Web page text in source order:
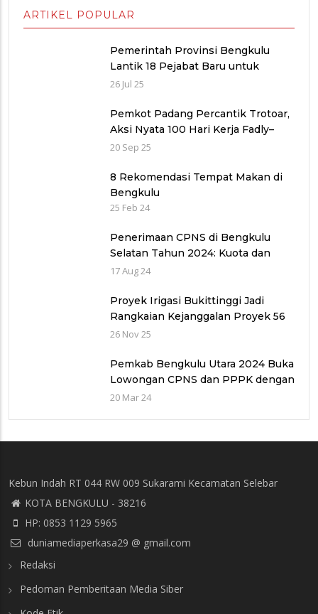
ARTIKEL POPULAR
Pemerintah Provinsi Bengkulu
Lantik 18 Pejabat Baru untuk
Penyegaran Birokrasi dan
26 Jul 25
Pemkot Padang Percantik Trotoar,
Aksi Nyata 100 Hari Kerja Fadly–
Maigus Dan Sisakan Jalan 1000
20 Sep 25
8 Rekomendasi Tempat Makan di
Bengkulu
25 Feb 24
Penerimaan CPNS di Bengkulu
Selatan Tahun 2024: Kuota dan
Jadwal Pendaftaran
17 Aug 24
Proyek Irigasi Bukittinggi Jadi
Rangkaian Kejanggalan Proyek 56
Miliar di Bawah Wilayah Balai
(WBS)
26 Nov 25
Pemkab Bengkulu Utara 2024 Buka
Lowongan CPNS dan PPPK dengan
Jumlah Formasi yang Menurun
20 Mar 24
Kebun Indah RT 044 RW 009 Sukarami Kecamatan Selebar
KOTA BENGKULU - 38216
HP: 0853 1129 5965
duniamediaperkasa29 @ gmail.com
Redaksi
Pedoman Pemberitaan Media Siber